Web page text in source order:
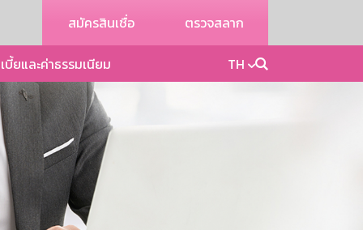
สมัครสินเชื่อ ตรวจสลาก
บี้ยและค่าธรรมเนียม TH